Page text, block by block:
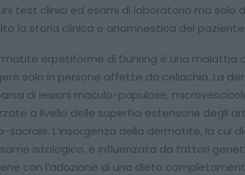
test clinici ed esami di laboratorio ma
la storia clinica e anamnestica del paziente.
erpetiforme di Duhring è una
solo in persone affette da celiachia. La
di lesioni maculo-papulose,
a livello delle superfici estensorie degli
sacrale. L’insorgenza della dermatite, la cui
istologico, è influenzata da fattori
con l’adozione di una dieta